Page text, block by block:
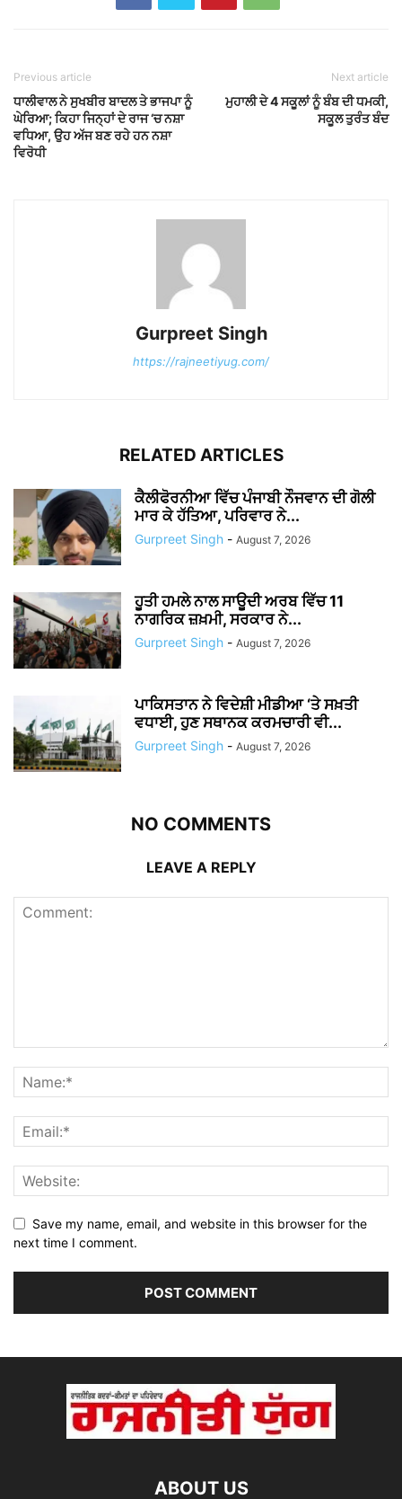
Previous article
ਧਾਲੀਵਾਲ ਨੇ ਸੁਖਬੀਰ ਬਾਦਲ ਤੇ ਭਾਜਪਾ ਨੂੰ
ਘੇਰਿਆ; ਕਿਹਾ ਜਿਨ੍ਹਾਂ ਦੇ ਰਾਜ ‘ਚ ਨਸ਼ਾ
ਵਧਿਆ, ਉਹ ਅੱਜ ਬਣ ਰਹੇ ਹਨ ਨਸ਼ਾ
ਵਿਰੋਧੀ
Next article
ਮੁਹਾਲੀ ਦੇ 4 ਸਕੂਲਾਂ ਨੂੰ ਬੰਬ ਦੀ ਧਮਕੀ,
ਸਕੂਲ ਤੁਰੰਤ ਬੰਦ
Gurpreet Singh
https://rajneetiyug.com/
RELATED ARTICLES
ਕੈਲੀਫੋਰਨੀਆ ਵਿੱਚ ਪੰਜਾਬੀ ਨੌਜਵਾਨ ਦੀ ਗੋਲੀ
ਮਾਰ ਕੇ ਹੱਤਿਆ, ਪਰਿਵਾਰ ਨੇ...
Gurpreet Singh - August 7, 2026
ਹੂਤੀ ਹਮਲੇ ਨਾਲ ਸਾਊਦੀ ਅਰਬ ਵਿੱਚ 11
ਨਾਗਰਿਕ ਜ਼ਖ਼ਮੀ, ਸਰਕਾਰ ਨੇ...
Gurpreet Singh - August 7, 2026
ਪਾਕਿਸਤਾਨ ਨੇ ਵਿਦੇਸ਼ੀ ਮੀਡੀਆ ‘ਤੇ ਸਖ਼ਤੀ
ਵਧਾਈ, ਹੁਣ ਸਥਾਨਕ ਕਰਮਚਾਰੀ ਵੀ...
Gurpreet Singh - August 7, 2026
NO COMMENTS
LEAVE A REPLY
Save my name, email, and website in this browser for the
next time I comment.
ABOUT US